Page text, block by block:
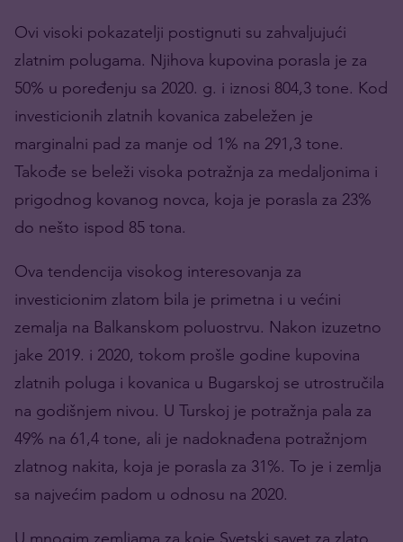
Ovi visoki pokazatelji postignuti su zahvaljujući
zlatnim polugama. Njihova kupovina porasla je za
50% u poređenju sa 2020. g. i iznosi 804,3 tone. Kod
investicionih zlatnih kovanica zabeležen je
marginalni pad za manje od 1% na 291,3 tone.
Takođe se beleži visoka potražnja za medaljonima i
prigodnog kovanog novca, koja je porasla za 23%
do nešto ispod 85 tona.
Ova tendencija visokog interesovanja za
investicionim zlatom bila je primetna i u većini
zemalja na Balkanskom poluostrvu. Nakon izuzetno
jake 2019. i 2020, tokom prošle godine kupovina
zlatnih poluga i kovanica u Bugarskoj se utrostručila
na godišnjem nivou. U Turskoj je potražnja pala za
49% na 61,4 tone, ali je nadoknađena potražnjom
zlatnog nakita, koja je porasla za 31%. To je i zemlja
sa najvećim padom u odnosu na 2020.